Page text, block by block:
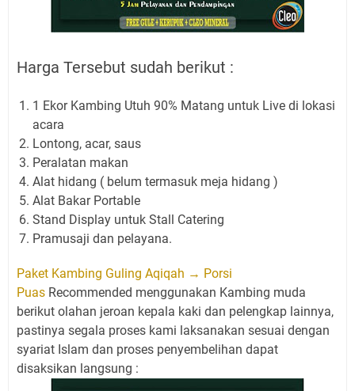
Harga Tersebut sudah berikut :
1 Ekor Kambing Utuh 90% Matang untuk Live di lokasi
acara
Lontong, acar, saus
Peralatan makan
Alat hidang ( belum termasuk meja hidang )
Alat Bakar Portable
Stand Display untuk Stall Catering
Pramusaji dan pelayana.
Paket Kambing Guling Aqiqah → Porsi
Puas Recommended menggunakan Kambing muda
berikut olahan jeroan kepala kaki dan pelengkap lainnya,
pastinya segala proses kami laksanakan sesuai dengan
syariat Islam dan proses penyembelihan dapat
disaksikan langsung :